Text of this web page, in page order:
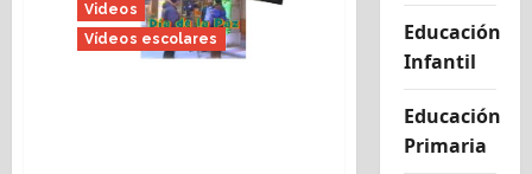
Videos
Vídeos escolares
Educación
Infantil
Educación
Primaria